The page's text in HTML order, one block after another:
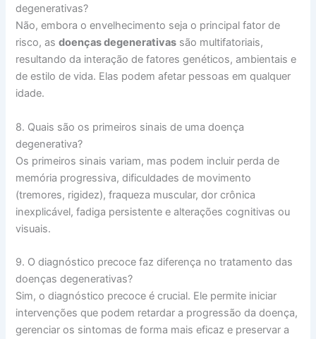
degenerativas?
Não, embora o envelhecimento seja o principal fator de
risco, asdoenças degenerativas são multifatoriais,
resultando da interação de fatores genéticos, ambientais e
de estilo de vida. Elas podem afetar pessoas em qualquer
idade.
8. Quais são os primeiros sinais de uma doença
degenerativa?
Os primeiros sinais variam, mas podem incluir perda de
memória progressiva, dificuldades de movimento
(tremores, rigidez), fraqueza muscular, dor crônica
inexplicável, fadiga persistente e alterações cognitivas ou
visuais.
9. O diagnóstico precoce faz diferença no tratamento das
doenças degenerativas?
Sim, o diagnóstico precoce é crucial. Ele permite iniciar
intervenções que podem retardar a progressão da doença,
gerenciar os sintomas de forma mais eficaz e preservar a